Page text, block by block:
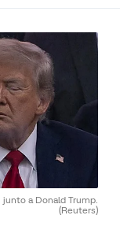
a Donald Trump.
(Reuters)